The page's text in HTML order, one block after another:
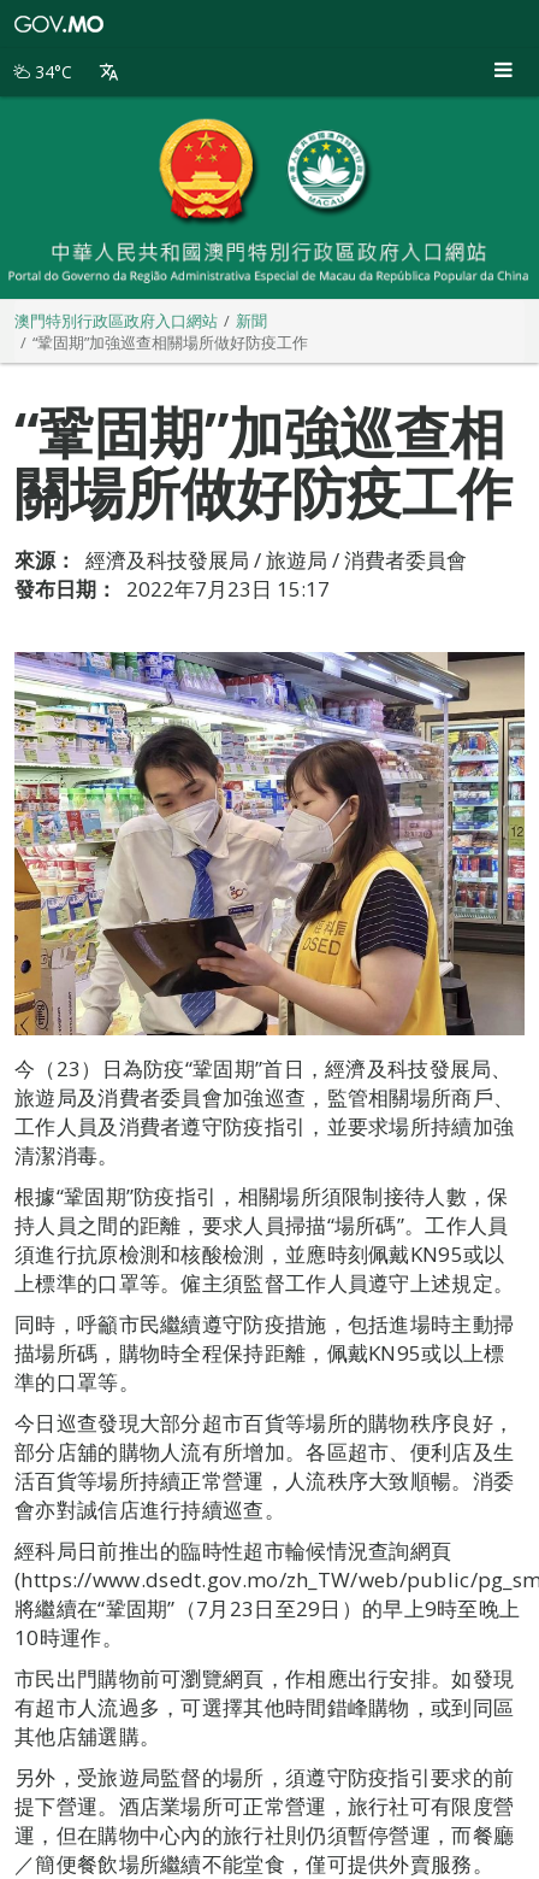
別
34°C
澳門特別行政區政府入口網站
新聞
“鞏固期”加強巡查相關場所做好防疫工作
“鞏固期”加強巡查相
關場所做好防疫工作
來源：
經濟及科技發展局 / 旅遊局 / 消費者委員會
發布日期：
2022年7月23日 15:17
今（23）日為防疫“鞏固期”首日，經濟及科技發展局、
旅遊局及消費者委員會加強巡查，監管相關場所商戶、
工作人員及消費者遵守防疫指引，並要求場所持續加強
清潔消毒。
根據“鞏固期”防疫指引，相關場所須限制接待人數，保
持人員之間的距離，要求人員掃描“場所碼”。工作人員
須進行抗原檢測和核酸檢測，並應時刻佩戴KN95或以
上標準的口罩等。僱主須監督工作人員遵守上述規定。
同時，呼籲市民繼續遵守防疫措施，包括進場時主動掃
描場所碼，購物時全程保持距離，佩戴KN95或以上標
準的口罩等。
今日巡查發現大部分超市百貨等場所的購物秩序良好，
部分店舖的購物人流有所增加。各區超市、便利店及生
活百貨等場所持續正常營運，人流秩序大致順暢。消委
會亦對誠信店進行持續巡查。
經科局日前推出的臨時性超市輪候情況查詢網頁
(https://www.dsedt.gov.mo/zh_TW/web/public/
將繼續在“鞏固期”（7月23日至29日）的早上9時至晚上
10時運作。
市民出門購物前可瀏覽網頁，作相應出行安排。如發現
有超市人流過多，可選擇其他時間錯峰購物，或到同區
其他店舖選購。
另外，受旅遊局監督的場所，須遵守防疫指引要求的前
提下營運。酒店業場所可正常營運，旅行社可有限度營
運，但在購物中心內的旅行社則仍須暫停營運，而餐廳
／簡便餐飲場所繼續不能堂食，僅可提供外賣服務。